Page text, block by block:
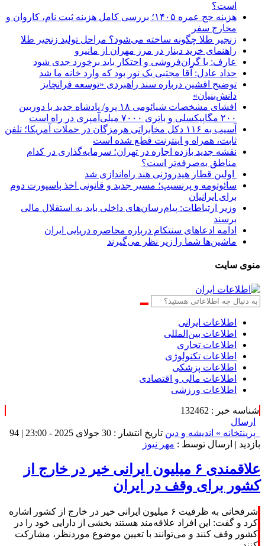
است؟
هزینه حج عمره ۱۴۰۵؛ بررسی کامل هزینه ثبت نام، کاروان و
مخارج سفر
زنجیر طلا چگونه ساخته می‌شود؟ مراحل تولید زنجیر طلا
راهنمای خرید دینار در مرز مهران از مانیرو
عارف: با گران‌فروشی و احتکار باید برخورد جدی شود
حداد عادل: آقا مجتبی یک نور بود که وارد خانه ما شد
توضیح افشین درباره سند راهبردی «توسعه فرانچایز
دانش‌بنیان»
افشای مشخصات شیائومی ۱۸ پرو/ پادشاه جدید با دوربین
۲۰۰ مگاپیکسلی و باتری ۷۰۰۰ میلی‌آمپری در راه است
آسیب به ۱۱۶ دکل مخابراتی هرمزگان در حملات آمریکا؛ تلفن
ثابت، همراه و اینترنت ‌قطع شده است
نقشه جدید بازده اجاره در تهران؛ سرمایه‌گذاری در کدام
مناطق به‌صرفه‌تر است؟
اولین قطار هیدروژنی هند راه‌اندازی شد
سائوتومه و پرنسیپ؛ مسیر جدید و قانونی اخذ پاسپورت دوم
برای ایرانیان
وزیر ارتباطات: پیام‌رسان‌های داخلی باید به استقلال مالی
برسند
ادامه ادعاهای سنتکام درباره محاصره دریایی ایران
ماشین‌ها شما را زیر نظر می‌گیرند
منوی سایت
اطلاعات‌ ‎ایرانی
اطلاعات بین‌المللی
اطلاعات تجاری
اطلاعات تکنولوژی
اطلاعات پزشکی
اطلاعات مالی و اقتصادی
اطلاعات ورزشی
شناسه خبر : 132462
ارسال
پرینتخانه » اندیشه و دین تاریخ انتشار : 30 جولای 2025 - 23:00 |
94
بازدید | ارسال توسط : مهر نیوز
علاقمندی ۶ میلیون ایرانی خیر در خارج از
کشور برای وقف در ایران
شرفخانی به ظرفیت ۶ میلیون ایرانی خیر در خارج از کشور اشاره
کرد و گفت: این افراد علاقه‌مند هستند بخشی از دارایی خود را در
کشور وقف کنند و می‌توانند با تعیین موضوع موردنظر، مشارکت